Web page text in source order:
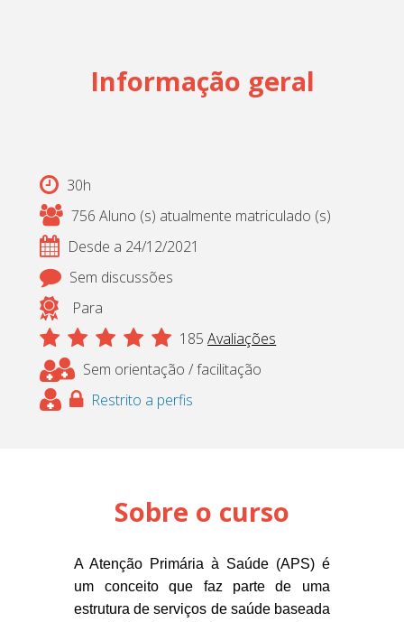
Entrar
Informação geral
30h
756 Aluno (s) atualmente matriculado (s)
Desde a 24/12/2021
Sem discussões
Para
185 Avaliações
Sem orientação / facilitação
Restrito a perfis
Sobre o curso
A Atenção Primária à Saúde (APS) é
um conceito que faz parte de uma
estrutura de serviços de saúde baseada